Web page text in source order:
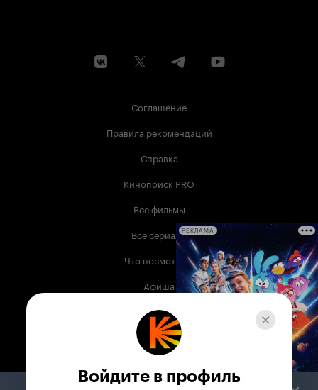
Соглашение
Правила рекомендаций
Справка
Кинопоиск PRO
Все фильмы
Все сериалы
Что посмотреть
Афиша
Музыка
Телепрограмма
Служба поддержки
РЕКЛАМА
Войдите в профиль